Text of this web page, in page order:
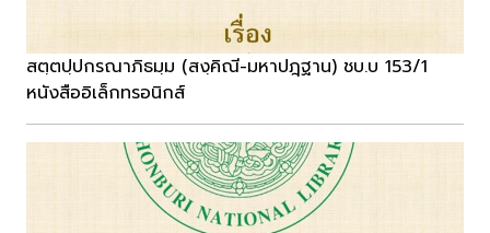
สตฺตปฺปกรณาภิธมฺม (สงฺคิณี-มหาปฎฺฐาน) ชบ.บ 153/1
หนังสืออิเล็กทรอนิกส์